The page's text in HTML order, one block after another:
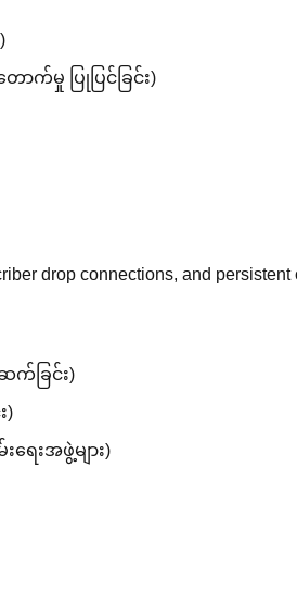
ောက်မှု ပြုပြင်ခြင်း)
drop connections, and
က်ခြင်း)
)
ရေးအဖွဲ့များ)